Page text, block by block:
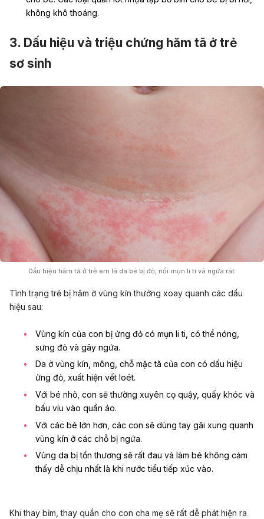
không khô thoáng.
3. Dấu hiệu và triệu chứng hăm tã ở trẻ
sơ sinh
Dấu hiệu hăm tã ở trẻ em là da bé bị đỏ, nổi mụn li ti và ngứa rát.
Tình trạng trẻ bị hăm ở vùng kín thường xoay quanh các dấu
hiệu sau:
Vùng kín của con bị ửng đỏ có mụn li ti , có thể nóng,
sưng đỏ và gây ngứa.
Da ở vùng kín, mông, chỗ mặc tã của con có dấu hiệu
ửng đỏ, xuất hiện vết loét.
Với bé nhỏ, con sẽ thường xuyên cọ quậy, quấy khóc và
bấu víu vào quần áo.
Với các bé lớn hơn, các con sẽ dùng tay gãi xung quanh
vùng kín ở các chỗ bị ngứa.
Vùng da bị tổn thương sẽ rất đau và làm bé không cảm
thấy dễ chịu nhất là khi nước tiểu tiếp xúc vào.
Khi thay bỉm, thay quần cho con cha mẹ sẽ rất dễ phát hiện ra